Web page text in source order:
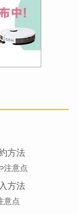
方法
注意点
方法
意点